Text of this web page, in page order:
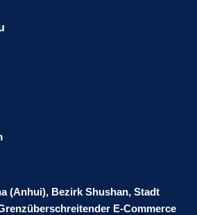
(Anhui), Bezirk Shushan, Stadt
E-Commerce